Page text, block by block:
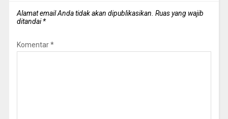
Alamat email Anda tidak akan dipublikasikan. Ruas yang wajib
ditandai*
Komentar*